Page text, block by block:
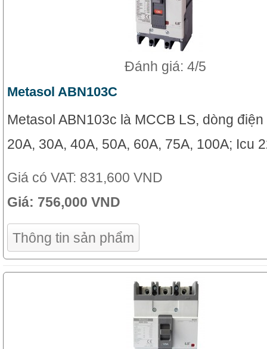
Đánh giá: 4/5
Metasol ABN103C
Metasol ABN103c là MCCB LS, dòng điện
20A, 30A, 40A, 50A, 60A, 75A, 100A; Icu
Giá có VAT: 831,600 VND
Giá: 756,000 VND
Thông tin sản phẩm